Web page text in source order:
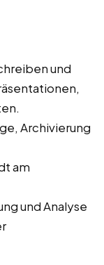
und
Archivierung
am
und Analyse